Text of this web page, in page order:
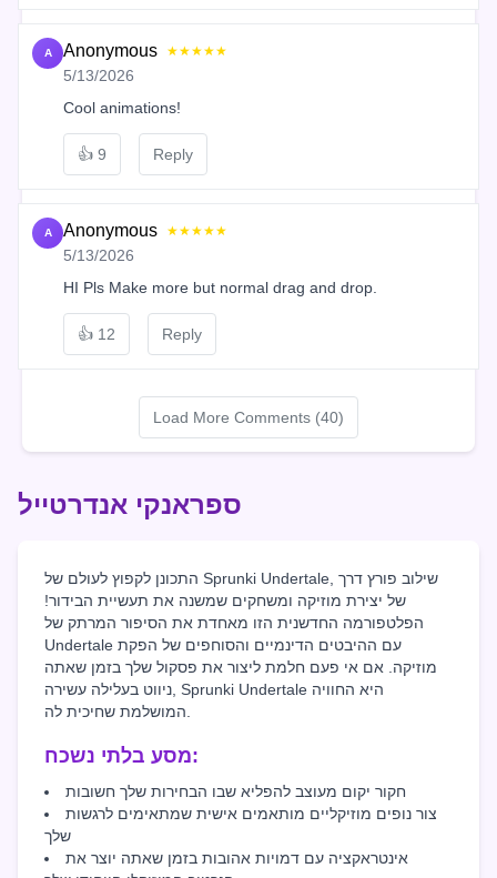
A Anonymous ★★★★★
5/13/2026
Cool animations!
👍 9 Reply
A Anonymous ★★★★★
5/13/2026
HI Pls Make more but normal drag and drop.
👍 12 Reply
Load More Comments (40)
ספראנקי אנדרטייל
התכונן לקפוץ לעולם של Sprunki Undertale, שילוב פורץ דרך
של יצירת מוזיקה ומשחקים שמשנה את תעשיית הבידור!
הפלטפורמה החדשנית הזו מאחדת את הסיפור המרתק של
Undertale עם ההיבטים הדינמיים והסוחפים של הפקת
מוזיקה. אם אי פעם חלמת ליצור את פסקול שלך בזמן שאתה
ניווט בעלילה עשירה, Sprunki Undertale היא החוויה
מסע בלתי נשכח:
חקור יקום מעוצב להפליא שבו הבחירות שלך חשובות
צור נופים מוזיקליים מותאמים אישית שמתאימים לרגשות
שלך
אינטראקציה עם דמויות אהובות בזמן שאתה יוצר את